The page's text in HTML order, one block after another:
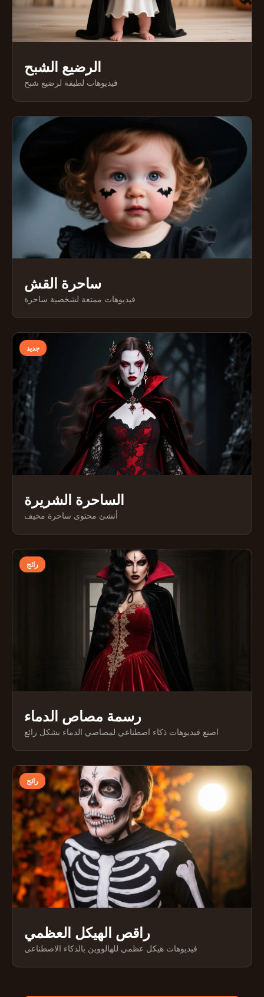
الرضيع الشبح
فيديوهات لطيفة لرضيع شبح
ساحرة القش
فيديوهات ممتعة لشخصية ساحرة
جديد
الساحرة الشريرة
أنشئ محتوى ساحرة مخيف
رائج
رسمة مصاص الدماء
اصنع فيديوهات ذكاء اصطناعي لمصاصي الدماء بشكل رائع
رائج
راقص الهيكل العظمي
فيديوهات هيكل عظمي للهالووين بالذكاء الاصطناعي